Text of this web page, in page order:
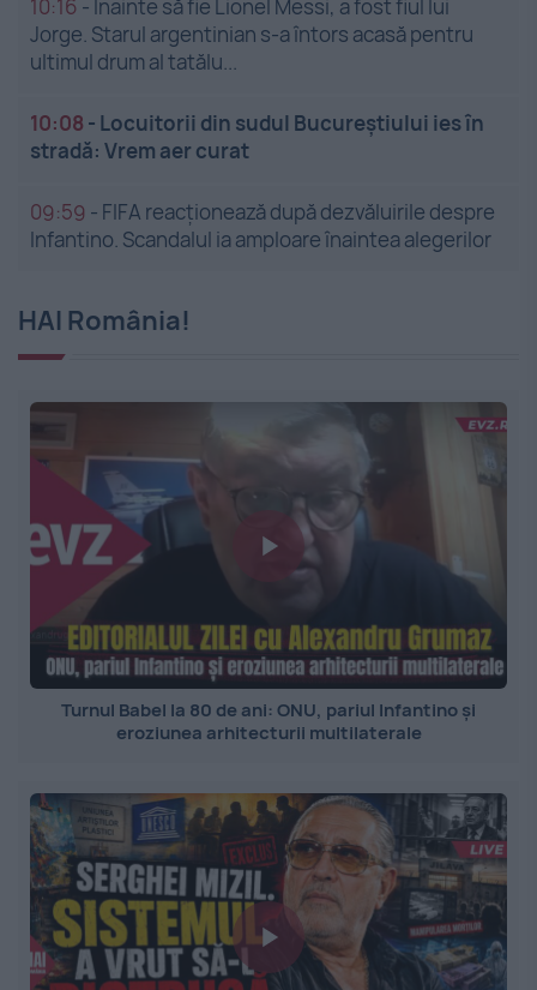
10:16 - Înainte să fie Lionel Messi, a fost fiul lui
Jorge. Starul argentinian s-a întors acasă pentru
ultimul drum al tatălu...
10:08 - Locuitorii din sudul Bucureștiului ies în
stradă: Vrem aer curat
09:59 - FIFA reacționează după dezvăluirile despre
Infantino. Scandalul ia amploare înaintea alegerilor
HAI România!
Turnul Babel la 80 de ani: ONU, pariul Infantino și
eroziunea arhitecturii multilaterale